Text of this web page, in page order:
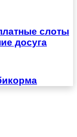
слоты
досуга